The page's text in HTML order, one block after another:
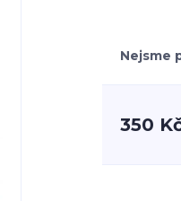
Nejsme
350